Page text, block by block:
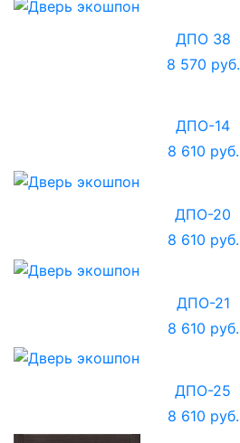
ДПО 38
8 570 руб.
ДПО-14
8 610 руб.
ДПО-20
8 610 руб.
ДПО-21
8 610 руб.
ДПО-25
8 610 руб.